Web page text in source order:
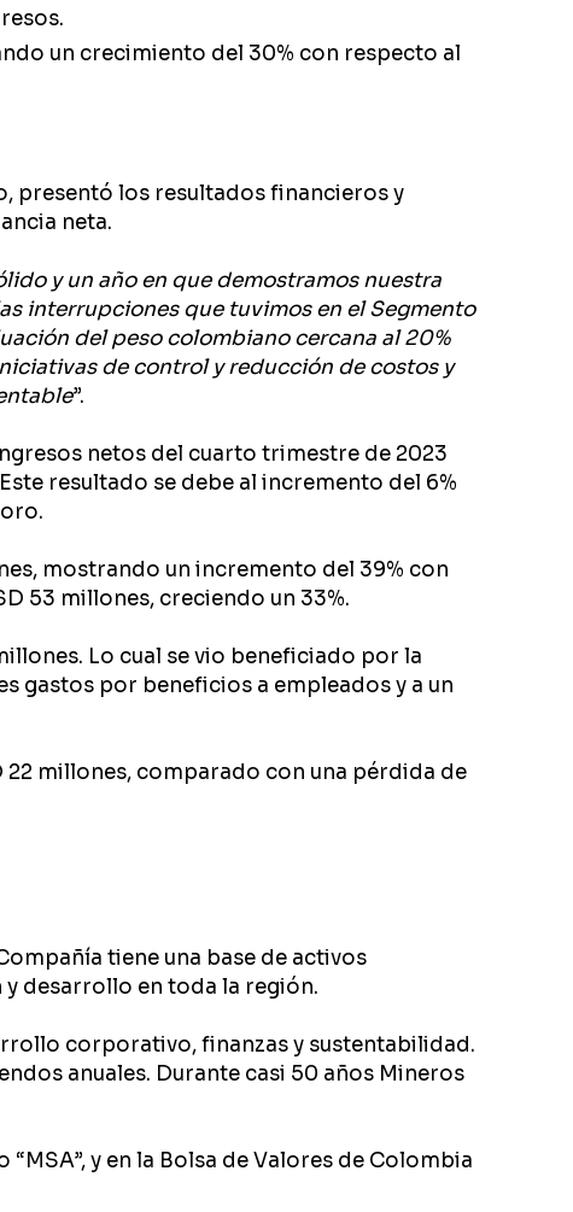
un crecimiento del 30% con respecto al
presentó los resultados financieros y
neta.
y un año en que demostramos nuestra
interrupciones que tuvimos en el Segmento
del peso colombiano cercana al 20%
de control y reducción de costos y
”.
netos del cuarto trimestre de 2023
resultado se debe al incremento del 6%
mostrando un incremento del 39% con
53 millones, creciendo un 33%.
Lo cual se vio beneficiado por la
gastos por beneficios a empleados y a un
millones, comparado con una pérdida de
tiene una base de activos
desarrollo en toda la región.
corporativo, finanzas y sustentabilidad.
anuales. Durante casi 50 años Mineros
y en la Bolsa de Valores de Colombia